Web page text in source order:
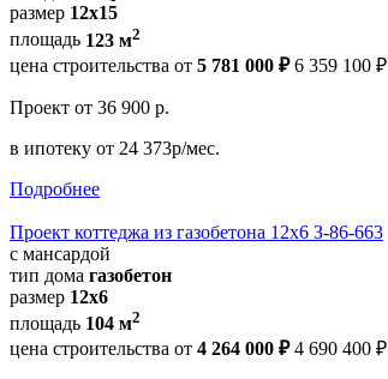
размер 12х15
площадь 123 м2
цена строительства от 5 781 000 ₽ 6 359 100 ₽
Проект от 36 900 р.
в ипотеку от 24 373р/мес.
Подробнее
Проект коттеджа из газобетона 12х6 З-86-663
с мансардой
тип дома газобетон
размер 12x6
площадь 104 м2
цена строительства от 4 264 000 ₽ 4 690 400 ₽